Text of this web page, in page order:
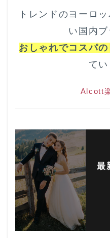
トレンドのヨーロ
い国内
おしゃれでコスパ
てい
Alcott
最